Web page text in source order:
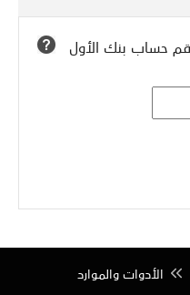
حساب بنك الأول
الأدوات والموارد